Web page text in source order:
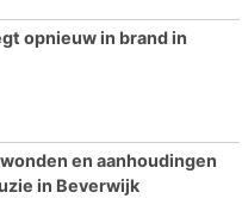
opnieuw in brand in
en aanhoudingen
in Beverwijk